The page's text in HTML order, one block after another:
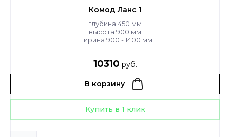
Комод Ланс 1
глубина 450 мм
высота 900 мм
ширина 900 - 1400 мм
10310 руб.
В корзину
Купить в 1 клик